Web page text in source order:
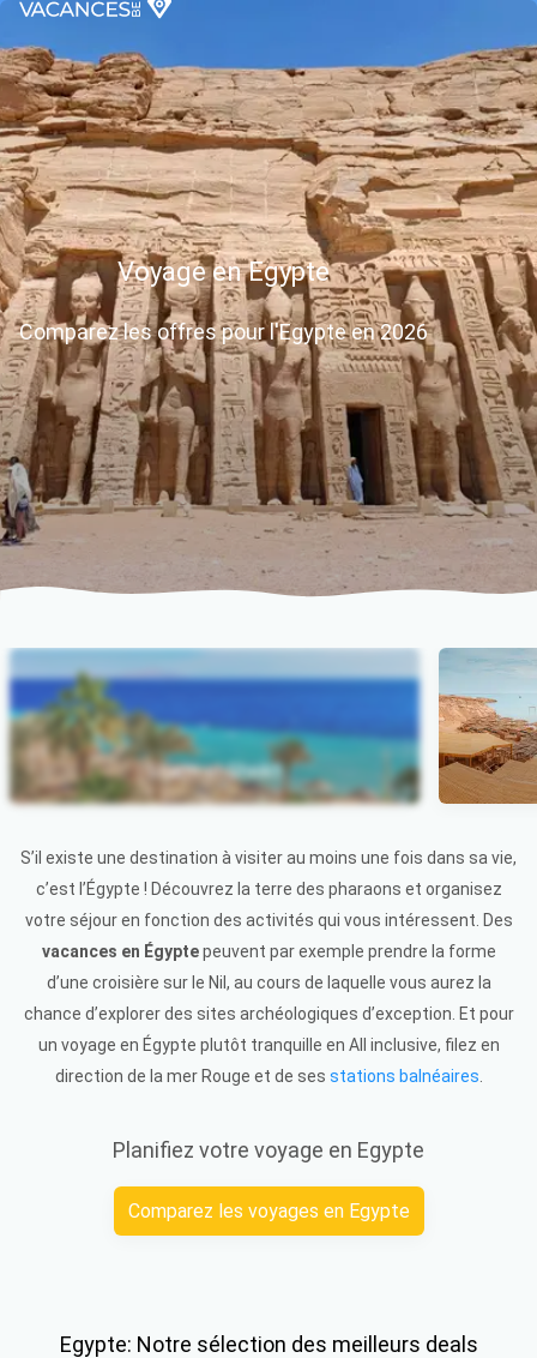
Voyage en Egypte
Comparez les offres pour l'Egypte en 2026
Sharm el-Sheikh
S’il existe une destination à visiter au moins une fois dans sa vie,
c’est l’Égypte ! Découvrez la terre des pharaons et organisez
votre séjour en fonction des activités qui vous intéressent. Des
vacances en Égyptepeuvent par exemple prendre la forme
d’une croisière sur le Nil, au cours de laquelle vous aurez la
chance d’explorer des sites archéologiques d’exception. Et pour
un voyage en Égypte plutôt tranquille en All inclusive, filez en
direction de la mer Rouge et de ses stations balnéaires
Planifiez votre voyage en Egypte
Comparez les voyages en Egypte
Egypte: Notre sélection des meilleurs deals